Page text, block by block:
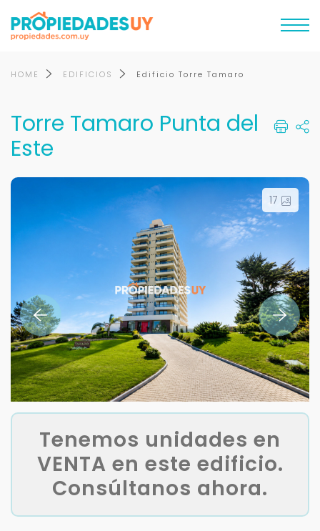
HOME EDIFICIOS Edificio Torre Tamaro
Torre Tamaro Punta del
Este
17
Tenemos unidades en
VENTA en este edificio.
Consúltanos ahora.